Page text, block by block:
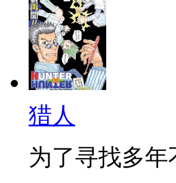
猎人
为了寻找多